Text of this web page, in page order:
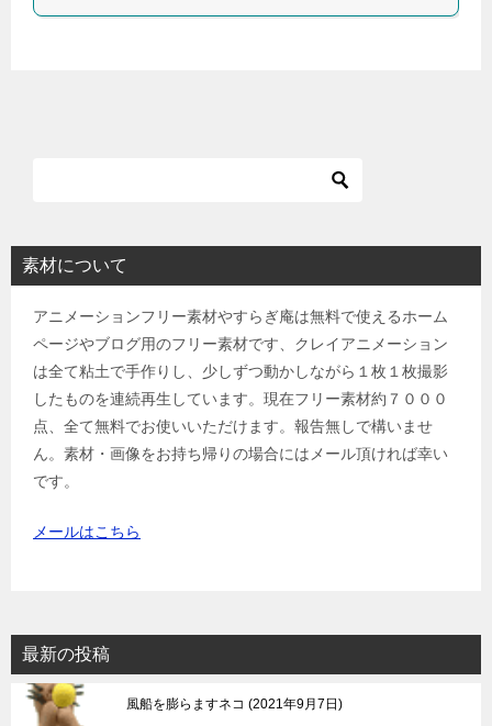
素材について
アニメーションフリー素材やすらぎ庵は無料で使えるホーム
ページやブログ用のフリー素材です、クレイアニメーション
は全て粘土で手作りし、少しずつ動かしながら１枚１枚撮影
したものを連続再生しています。現在フリー素材約７０００
点、全て無料でお使いいただけます。報告無しで構いませ
ん。素材・画像をお持ち帰りの場合にはメール頂ければ幸い
です。
メールはこちら
最新の投稿
風船を膨らますネコ 2021年9月7日